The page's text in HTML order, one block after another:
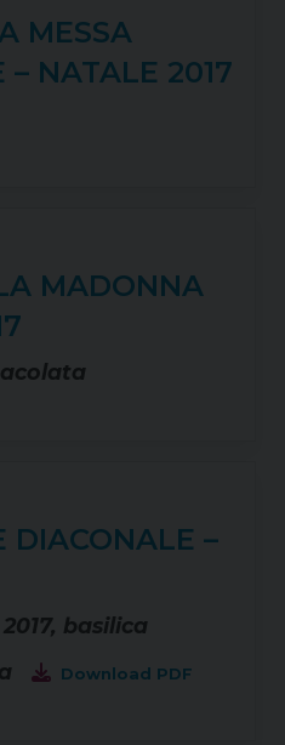
MESSA
NATALE 2017
MADONNA
DIACONALE –
basilica
Download PDF